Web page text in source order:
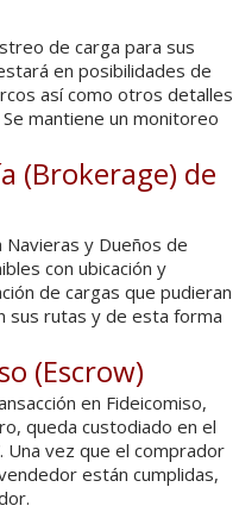
de carga para sus
en posibilidades de
así como otros detalles
mantiene un monitoreo
(Brokerage) de
y Dueños de
con ubicación y
de cargas que pudieran
sus rutas y de esta forma
(Escrow)
en Fideicomiso,
queda custodiado en el
Una vez que el comprador
están cumplidas,